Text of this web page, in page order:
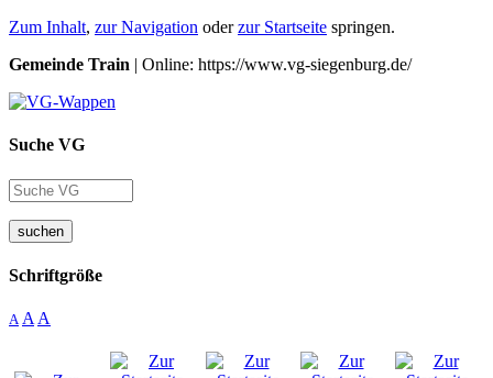
Zum Inhalt, zur Navigation oderzur Startseite springen.
Gemeinde Train | Online: https://www.vg-siegenburg.de/
Suche VG
suchen
Schriftgröße
A A A